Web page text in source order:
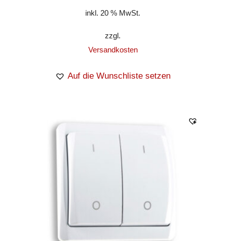
inkl. 20 % MwSt.
zzgl.
Versandkosten
Auf die Wunschliste setzen